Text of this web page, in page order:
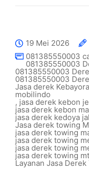
19 Mei 2026
081385550003
081385550003
081385550003
081385550003
Jasa derek
mobilindo
, jasa derek kebon
jasa derek kebon
jasa derek kedoya
Jasa derek towing
jasa derek towing
jasa derek towing
jasa derek towing
jasa derek towing
Layanan Jasa